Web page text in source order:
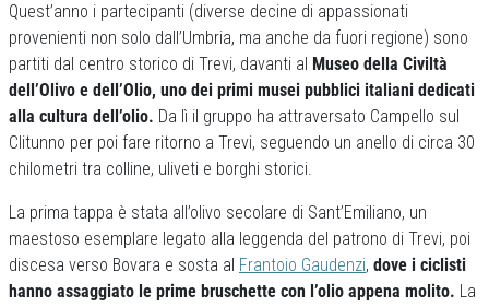
Quest’anno i partecipanti (diverse decine di appassionati
provenienti non solo dall’Umbria, ma anche da fuori regione) sono
partiti dal centro storico di Trevi, davanti al Museo della Civiltà
dell’Olivo e dell’Olio, uno dei primi musei pubblici italiani dedicati
alla cultura dell’olio. Da lì il gruppo ha attraversato Campello sul
Clitunno per poi fare ritorno a Trevi, seguendo un anello di circa 30
chilometri tra colline, uliveti e borghi storici.
La prima tappa è stata all’olivo secolare di Sant’Emiliano, un
maestoso esemplare legato alla leggenda del patrono di Trevi, poi
discesa verso Bovara e sosta al Frantoio Gaudenzi, dove i ciclisti
hanno assaggiato le prime bruschette con l’olio appena molito. La